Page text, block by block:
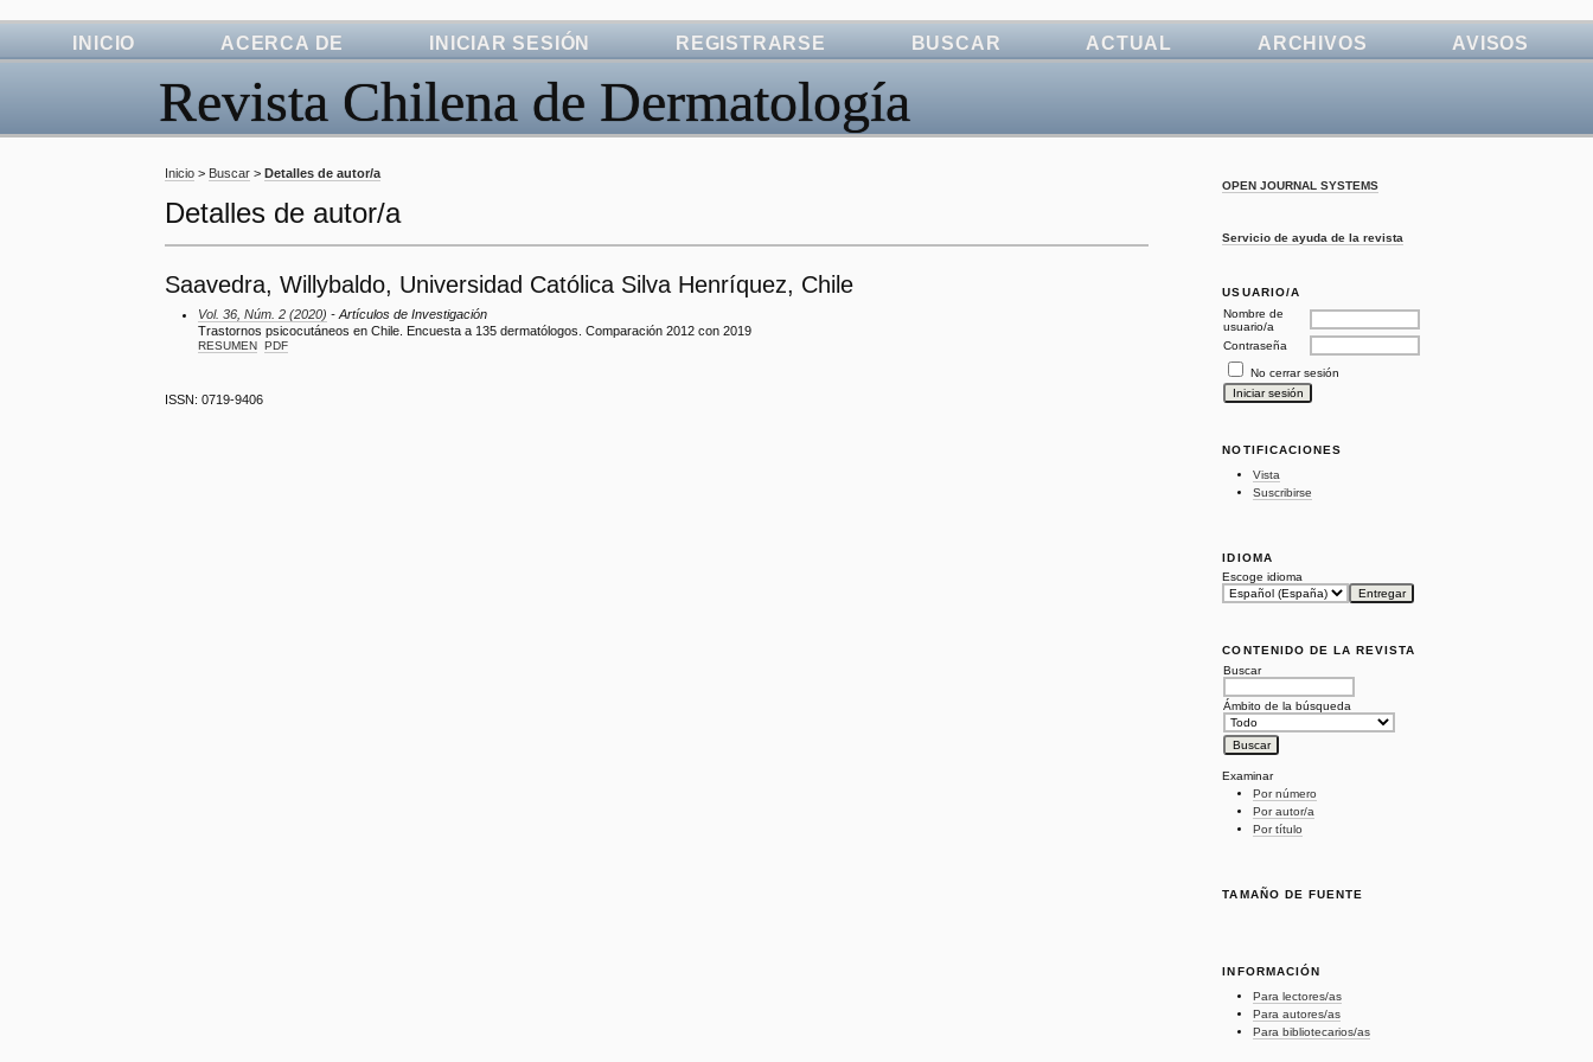
Revista Chilena de Dermatología
OPEN JOURNAL SYSTEMS
Servicio de ayuda de la revista
USUARIO/A
Nombre de
usuario/a
Contraseña
No cerrar sesión
NOTIFICACIONES
Vista
Suscribirse
IDIOMA
Escoge idioma
CONTENIDO DE LA REVISTA
Buscar
Ámbito de la búsqueda
Examinar
Por número
Por autor/a
Por título
TAMAÑO DE FUENTE
INFORMACIÓN
Para lectores/as
Para autores/as
Para bibliotecarios/as
INICIO ACERCA DE INICIAR SESIÓN REGISTRARSE BUSCAR ACTUAL ARCHIVOS AVISOS
Inicio > Buscar >Detalles de autor/a
Detalles de autor/a
Saavedra, Willybaldo, Universidad Católica Silva Henríquez, Chile
Vol. 36, Núm. 2 (2020) - Artículos de Investigación
Trastornos psicocutáneos en Chile. Encuesta a 135 dermatólogos. Comparación 2012 con 2019
RESUMEN PDF
ISSN: 0719-9406